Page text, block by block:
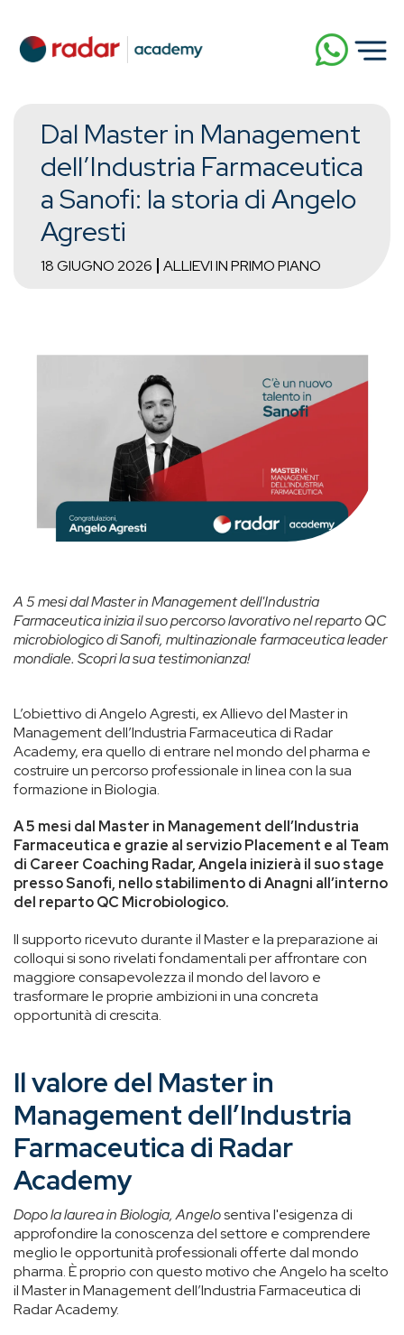
Dal Master in Management
dell’Industria Farmaceutica
a Sanofi: la storia di Angelo
Agresti
18 GIUGNO 2026 ALLIEVI IN PRIMO PIANO
A 5 mesi dal Master in Management dell'Industria
Farmaceutica inizia il suo percorso lavorativo nel reparto QC
microbiologico di Sanofi, multinazionale farmaceutica leader
mondiale. Scopri la sua testimonianza!
L’obiettivo di Angelo Agresti, ex Allievo del Master in
Management dell’Industria Farmaceutica di Radar
Academy, era quello di entrare nel mondo del pharma e
costruire un percorso professionale in linea con la sua
formazione in Biologia.
A 5 mesi dal Master in Management dell’Industria
Farmaceutica e grazie al servizio Placement e al Team
di Career Coaching Radar, Angela inizierà il suo stage
presso Sanofi, nello stabilimento di Anagni all’interno
del reparto QC Microbiologico.
Il supporto ricevuto durante il Master e la preparazione ai
colloqui si sono rivelati fondamentali per affrontare con
maggiore consapevolezza il mondo del lavoro e
trasformare le proprie ambizioni in una concreta
opportunità di crescita.
Il valore del Master in
Management dell’Industria
Farmaceutica di Radar
Academy
Dopo la laurea in Biologia, Angelosentiva l'esigenza di
approfondire la conoscenza del settore e comprendere
meglio le opportunità professionali offerte dal mondo
pharma. È proprio con questo motivo che Angelo ha scelto
il Master in Management dell’Industria Farmaceutica di
Radar Academy.